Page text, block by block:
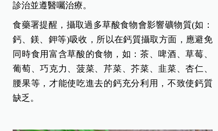
診治並遵醫囑治療。
食藥署提醒，攝取過多草酸食物會影響礦物質(如：
鈣、鎂、鉀等)吸收，所以在鈣質攝取方面，應避免
同時食用富含草酸的食物，如：茶、啤酒、草莓、
葡萄、巧克力、菠菜、芹菜、芥菜、韭菜、杏仁、
腰果等，才能使吃進去的鈣充分利用，不致使鈣質
缺乏。